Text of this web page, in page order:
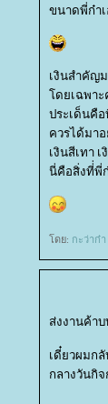
ขนาดพี่ก๋าเ
เงินสำคัญ
ดยเฉพาะ
ประเด็นคื
ควรได้มา
เงินสีเทา
นี่คือสิ่งที่่พี่
ดย: กะว่าก๋า
ส่งงานค้า
เดี๋ยวผมก
กลางวันกิ